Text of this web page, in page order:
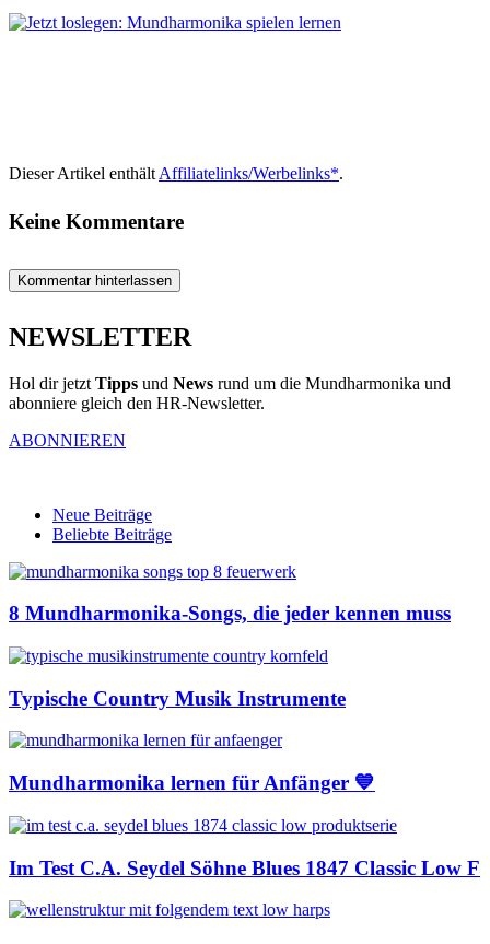
Dieser Artikel enthält Affiliatelinks/Werbelinks*.
Keine Kommentare
Kommentar hinterlassen
NEWSLETTER
Hol dir jetzt Tipps und News rund um die Mundharmonika und
abonniere gleich den HR-Newsletter.
ABONNIEREN
Neue Beiträge
Beliebte Beiträge
8 Mundharmonika-Songs, die jeder kennen muss
Typische Country Musik Instrumente
Mundharmonika lernen für Anfänger 💙
Im Test C.A. Seydel Söhne Blues 1847 Classic Low F